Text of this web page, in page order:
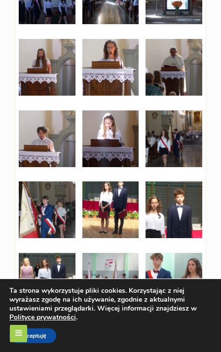
Ta strona wykorzystuje pliki cookies. Korzystając z niej
wyrażasz zgodę na ich używanie, zgodnie z aktualnymi
ustawieniami przeglądarki. Więcej informacji znajdziesz w
Polityce prywatności.
Akceptuję